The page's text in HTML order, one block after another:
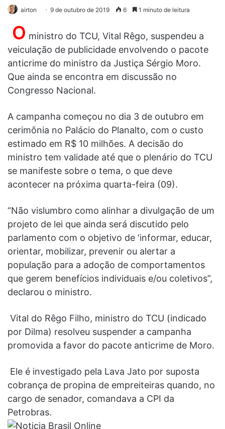
airton 9 de outubro de 2019 6 1 minuto de leitura
O ministro do TCU, Vital Rêgo, suspendeu a
veiculação de publicidade envolvendo o pacote
anticrime do ministro da Justiça Sérgio Moro.
Que ainda se encontra em discussão no
Congresso Nacional.
A campanha começou no dia 3 de outubro em
cerimônia no Palácio do Planalto, com o custo
estimado em R$ 10 milhões. A decisão do
ministro tem validade até que o plenário do TCU
se manifeste sobre o tema, o que deve
acontecer na próxima quarta-feira (09).
“Não vislumbro como alinhar a divulgação de um
projeto de lei que ainda será discutido pelo
parlamento com o objetivo de ‘informar, educar,
orientar, mobilizar, prevenir ou alertar a
população para a adoção de comportamentos
que gerem benefícios individuais e/ou coletivos”,
declarou o ministro.
Vital do Rêgo Filho, ministro do TCU (indicado
por Dilma) resolveu suspender a campanha
promovida a favor do pacote anticrime de Moro.
Ele é investigado pela Lava Jato por suposta
cobrança de propina de empreiteiras quando, no
cargo de senador, comandava a CPI da
Petrobras.